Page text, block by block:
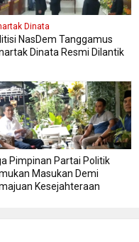
Dinata
NasDem Tanggamus
Dinata Resmi Dilantik
Pimpinan Partai Politik
Masukan Demi
Kesejahteraan